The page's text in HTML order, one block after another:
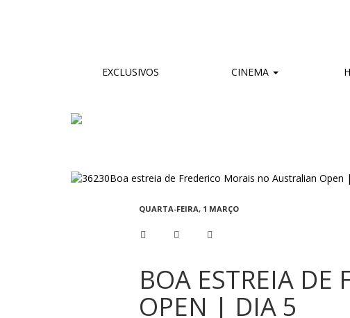
EXCLUSIVOS CINEMA
QUARTA-FEIRA, 1 MARÇO
BOA ESTREIA DE
OPEN | DIA 5